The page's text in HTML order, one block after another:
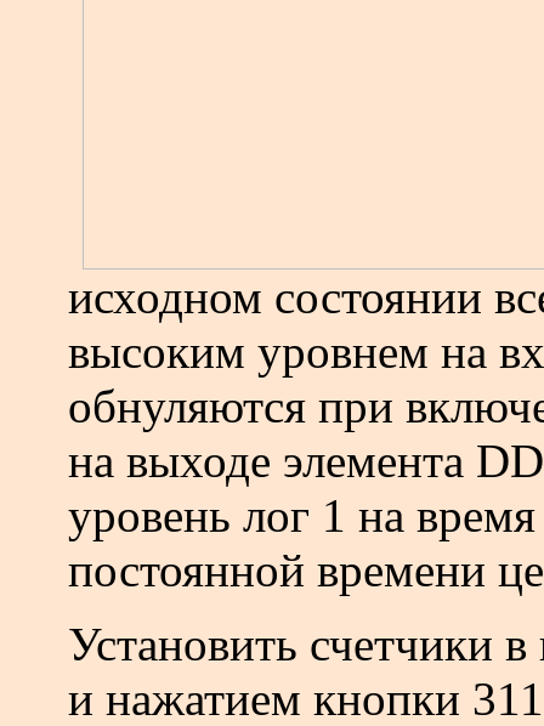
исходном состоянии
высоким уровнем на
обнуляются при
на выходе элемента
уровень лог 1 на
постоянной времени
Установить счетчики
и нажатием кнопки